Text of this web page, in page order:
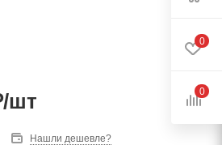
/шт
Нашли дешевле?
0
0